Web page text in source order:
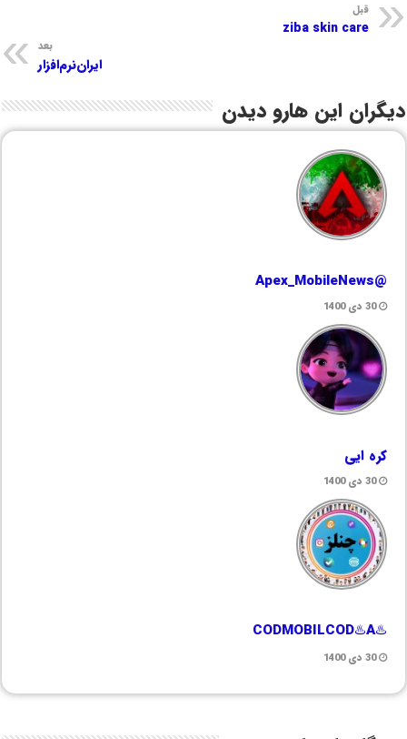
قبل
ziba skin care
بعد
ایران‌نرم‌افزار
دیگران این هارو دیدن
@Apex_MobileNews
30 دی 1400
کره ایی
30 دی 1400
♨️CODMOBILCOD♨️A
30 دی 1400